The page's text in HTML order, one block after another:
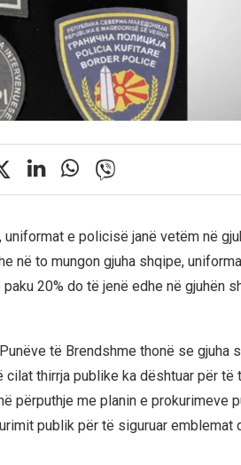
uniformat e policisë janë vetëm në
në to mungon gjuha shqipe,
20% do të jenë edhe në gjuhën
të Brendshme thonë se gjuha
thirrja publike ka dështuar për të
përputhje me planin e prokurimeve
publik për të siguruar emblemat